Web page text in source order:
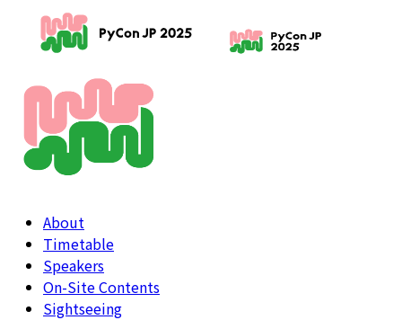
About
Timetable
Speakers
On-Site Contents
Sightseeing